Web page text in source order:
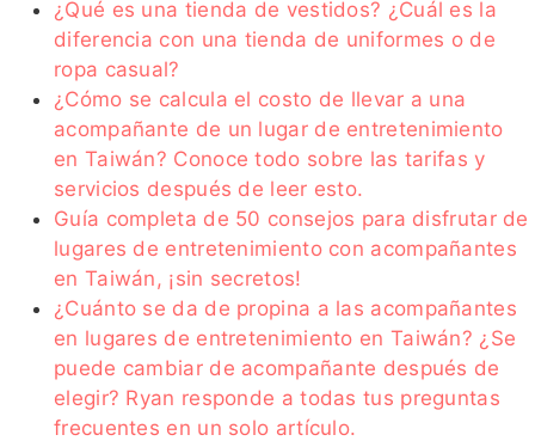
¿Qué es una tienda de vestidos? ¿Cuál es la
diferencia con una tienda de uniformes o de
ropa casual?
¿Cómo se calcula el costo de llevar a una
acompañante de un lugar de entretenimiento
en Taiwán? Conoce todo sobre las tarifas y
servicios después de leer esto.
Guía completa de 50 consejos para disfrutar de
lugares de entretenimiento con acompañantes
en Taiwán, ¡sin secretos!
¿Cuánto se da de propina a las acompañantes
en lugares de entretenimiento en Taiwán? ¿Se
puede cambiar de acompañante después de
elegir? Ryan responde a todas tus preguntas
frecuentes en un solo artículo.